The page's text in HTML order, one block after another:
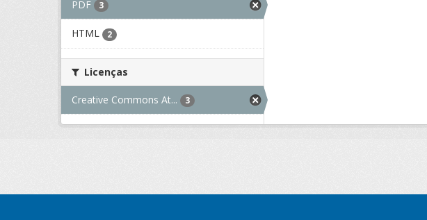
PDF 3
HTML 2
Licenças
Creative Commons At... 3